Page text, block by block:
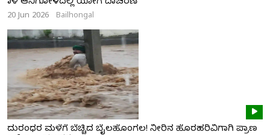
20 Jun 2026 Bailhongal
ದುರಂಧರ ಮಳೆಗೆ ಬೆಚ್ಚಿದ ಬೈಲಹೊಂಗಲ! ನೀರಿನ ಹೊರಹರಿವಿಗಾಗಿ ಪ್ರಾಣ